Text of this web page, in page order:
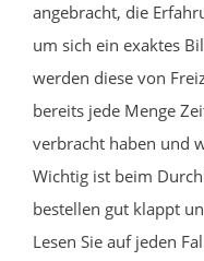
angebracht, die
um sich ein exaktes
werden diese von
bereits jede Menge
verbracht haben und
Wichtig ist beim
bestellen gut klappt
Lesen Sie auf jeden